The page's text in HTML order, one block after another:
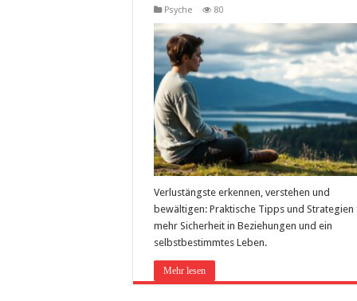
Psyche 80
Verlustängste erkennen, verstehen und
bewältigen: Praktische Tipps und Strategien
mehr Sicherheit in Beziehungen und ein
selbstbestimmtes Leben.
Mehr lesen